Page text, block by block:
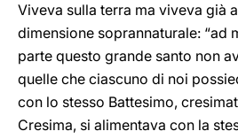
Viveva sulla terra ma viveva già
dimensione soprannaturale: “ad
parte questo grande santo non
quelle che ciascuno di noi
con lo stesso Battesimo,
Cresima, si alimentava con la